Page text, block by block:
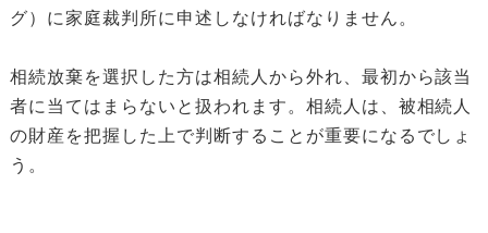
グ）に家庭裁判所に申述しなければなりません。
相続放棄を選択した方は相続人から外れ、最初から該当
者に当てはまらないと扱われます。相続人は、被相続人
の財産を把握した上で判断することが重要になるでしょ
う。